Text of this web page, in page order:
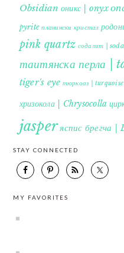
Obsidian оникс | onyx
pyrite планински кристал
pink quartz содалит |
таитянска перла
tiger's eye тюркоаз | turquoise
хризокола | Chrysocolla
jasperяспис брегча
STAY CONNECTED
MY FAVORITES